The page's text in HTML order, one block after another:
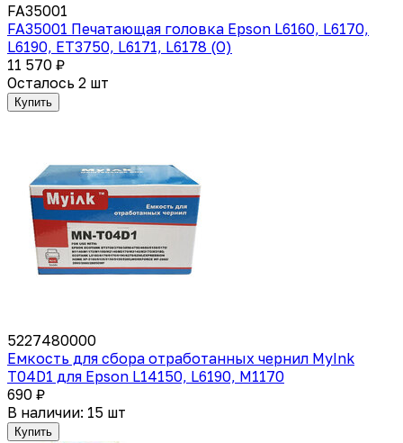
FA35001
FA35001 Печатающая головка Epson L6160, L6170,
L6190, ET3750, L6171, L6178 (O)
11 570 ₽
Осталось 2 шт
Купить
5227480000
Емкость для сбора отработанных чернил MyInk
T04D1 для Epson L14150, L6190, M1170
690 ₽
В наличии: 15 шт
Купить